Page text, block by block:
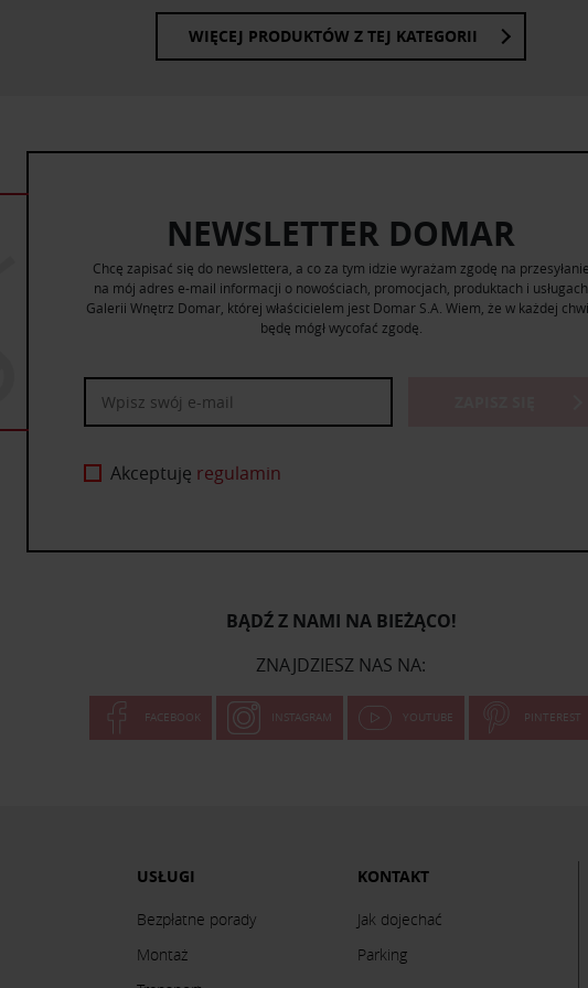
korzystania z ich usług.
WIĘCEJ PRODUKTÓW Z TEJ KATEGORII
NEWSLETTER DOMAR
Chcę zapisać się do newslettera, a co za tym idzie wyrażam zgodę na
na mój adres e-mail informacji o nowościach, promocjach, produktach i usługach
Galerii Wnętrz Domar, której właścicielem jest Domar S.A. Wiem, że w każdej
będę mógł wycofać zgodę.
Akceptuję regulamin
BĄDŹ Z NAMI NA BIEŻĄCO!
ZNAJDZIESZ NAS NA:
FACEBOOK INSTAGRAM YOUTUBE PINTEREST
USŁUGI
Bezpłatne porady
Montaż
KONTAKT
Jak dojechać
Parking